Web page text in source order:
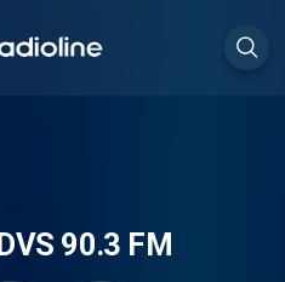
90.3 FM